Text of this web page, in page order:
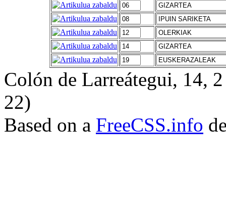
Colón de Larreátegui, 14,
22)
Based on a FreeCSS.info